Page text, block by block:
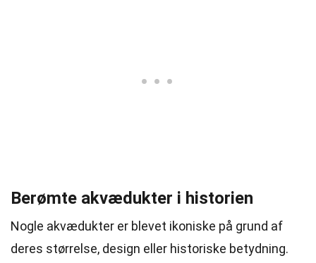
Berømte akvædukter i historien
Nogle akvædukter er blevet ikoniske på grund af
deres størrelse, design eller historiske betydning.